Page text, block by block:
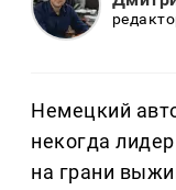
Немецкий
некогда
на грани